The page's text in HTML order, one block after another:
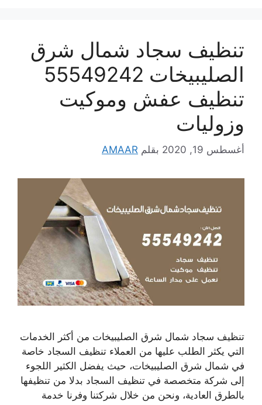
تنظيف سجاد شمال شرق
الصليبيخات 55549242
تنظيف عفش وموكيت
وزوليات
أغسطس 19, 2020 بقلم AMAAR
تنظيف سجاد شمال شرق الصليبيخات من أكثر الخدمات
التي يكثر الطلب عليها من العملاء تنظيف السجاد خاصة
في شمال شرق الصليبيخات، حيث يفضل الكثير اللجوء
إلى شركة متخصصة في تنظيف السجاد بدلا من تنظيفها
بالطرق العادية، ونحن من خلال شركتنا وفرنا خدمة